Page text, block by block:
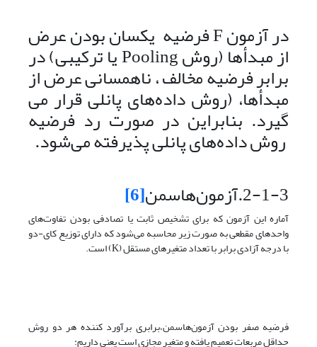
در آزمون F فرضیه یکسان بودن عرض
از مبدأها (روش Pooling یا ترکیبی) در
برابر فرضیه مخالف ، ناهمسانی عرض از
مبدأ‌ها، (روش داده‌های پانلی قرار می
گیرد. بنابراین در صورت رد فرضیه
روش داده‌های پانلی پذیرفته می‌شود.
2-1-3.آزمون‌هاسمن
[6]
آماره این آزمون که برای تشخیص ثابت یا تصادفی بودن تفاوت‌های
واحدهای مقطعی به صورت زیر محاسبه می‌شود که دارای توزیع کای-دو
با درجه آزادی برابر با تعداد متغیرهای مستقل (K) است.
فرضیه صفر بودن آزمون‌هاسمن،برابری برآورد کننده هر دو روش
حداقل مربعات تعمیم یافته و متغیر مجازی است یعنی داریم: